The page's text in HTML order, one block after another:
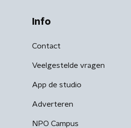
Info
Contact
Veelgestelde vragen
App de studio
Adverteren
NPO Campus